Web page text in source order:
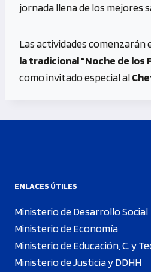
jornada llena de los mejores
Las actividades comenzarán
la tradicional “Noche de los
como invitado especial al
ENLACES ÚTILES
Ministerio de Desarrollo Social
Ministerio de Economía
Ministerio de Educación, C. y
Ministerio de Justicia y DDHH